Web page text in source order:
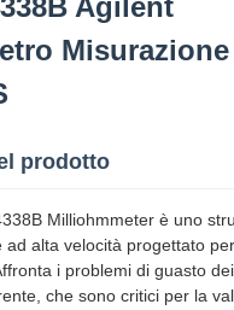
Agilent
Misurazione
prodotto
Milliohmmeter è uno
ad alta velocità progettato
i problemi di guasto
che sono critici per la